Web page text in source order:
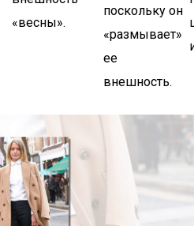
«весны».
поскольку он
«размывает»
ее
внешность.